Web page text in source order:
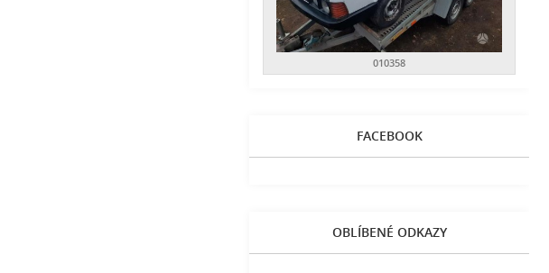
010358
FACEBOOK
OBLÍBENÉ ODKAZY